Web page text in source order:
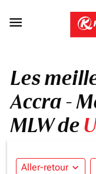

Les
Accra -
MLW de
Aller-retour expand_more